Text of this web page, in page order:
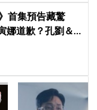
首集預告藏驚
娜道歉？孔劉＆